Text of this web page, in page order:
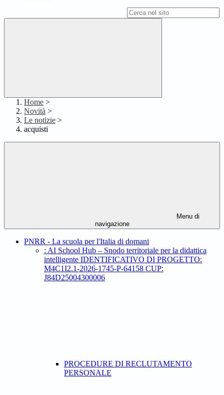
Home >
Novità >
Le notizie >
acquisti
Menu di
navigazione
PNRR - La scuola per l'Italia di domani
: AI School Hub – Snodo territoriale per la didattica
intelligente IDENTIFICATIVO DI PROGETTO:
M4C1I2.1-2026-1745-P-64158 CUP:
J84D25004300006
PROCEDURE DI RECLUTAMENTO
PERSONALE